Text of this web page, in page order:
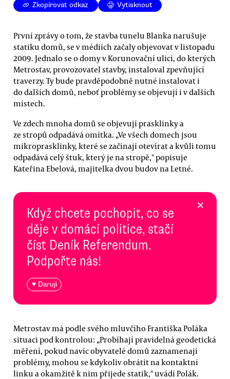
Zkopírovat odkaz Vytisknout
První zprávy o tom, že stavba tunelu Blanka narušuje
statiku domů, se v médiích začaly objevovat v listopadu
2009. Jednalo se o domy v Korunovační ulici, do kterých
Metrostav, provozovatel stavby, instaloval zpevňující
traverzy. Ty bude pravděpodobně nutné instalovat i
do dalších domů, neboť problémy se objevují i v dalších
místech.
Ve zdech mnoha domů se objevují prasklinky a
ze stropů odpadává omítka. „Ve všech domech jsou
mikroprasklinky, které se začínají otevírat a kvůli tomu
odpadává celý štuk, který je na stropě," popisuje
Kateřina Ebelová, majitelka dvou budov na Letné.
Když chcete pochopit, co se
děje v domácí politice, stačí
číst Deník Referendum.
Podpořte nás!
♥ Daruji
×
Metrostav má podle svého mluvčího Františka Poláka
situaci pod kontrolou: „Probíhají pravidelná geodetická
měření, pokud navíc obyvatelé domů zaznamenají
problémy, mohou se kdykoliv obrátit na kontaktní
linku a okamžitě k nim přijede statik," uvádí Polák.